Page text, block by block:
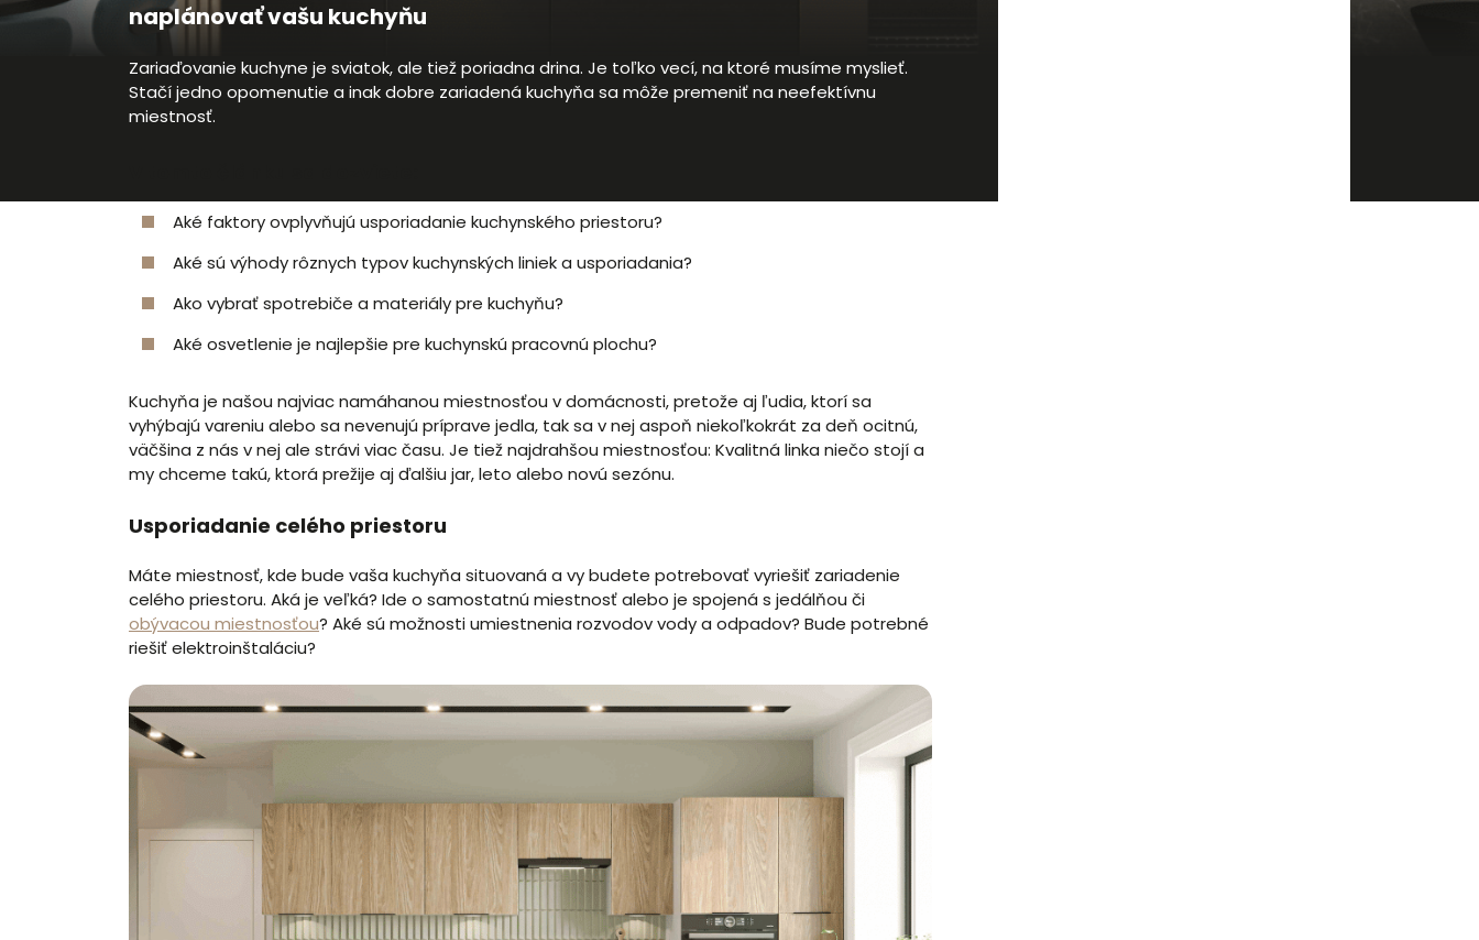
naplánovať vašu kuchyňu
Zariaďovanie kuchyne je sviatok, ale tiež poriadna drina. Je toľko vecí, na ktoré musíme myslieť.
Stačí jedno opomenutie a inak dobre zariadená kuchyňa sa môže premeniť na neefektívnu
miestnosť.
Aké faktory ovplyvňujú usporiadanie kuchynského priestoru?
Aké sú výhody rôznych typov kuchynských liniek a usporiadania?
Ako vybrať spotrebiče a materiály pre kuchyňu?
Aké osvetlenie je najlepšie pre kuchynskú pracovnú plochu?
Kuchyňa je našou najviac namáhanou miestnosťou v domácnosti, pretože aj ľudia, ktorí sa
vyhýbajú vareniu alebo sa nevenujú príprave jedla, tak sa v nej aspoň niekoľkokrát za deň ocitnú,
väčšina z nás v nej ale strávi viac času. Je tiež najdrahšou miestnosťou: Kvalitná linka niečo stojí a
my chceme takú, ktorá prežije aj ďalšiu jar, leto alebo novú sezónu.
Usporiadanie celého priestoru
Máte miestnosť, kde bude vaša kuchyňa situovaná a vy budete potrebovať vyriešiť zariadenie
celého priestoru. Aká je veľká? Ide o samostatnú miestnosť alebo je spojená s jedálňou či
obývacou miestnosťou? Aké sú možnosti umiestnenia rozvodov vody a odpadov? Bude potrebné
riešiť elektroinštaláciu?